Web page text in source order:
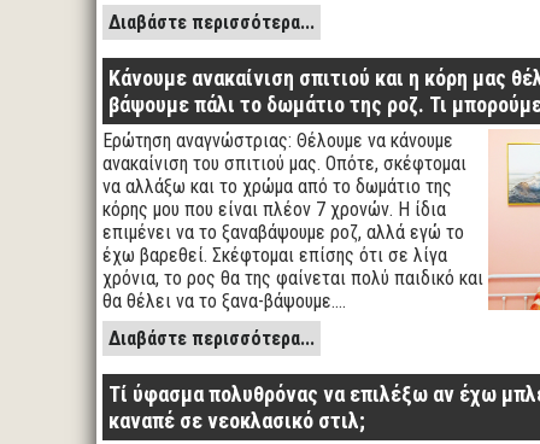
Διαβάστε περισσότερα...
Κάνουμε ανακαίνιση σπιτιού και η κόρη μας
βάψουμε πάλι το δωμάτιο της ροζ. Τι
Ερώτηση αναγνώστριας: Θέλουμε να κάνουμε
ανακαίνιση του σπιτιού μας. Οπότε, σκέφτομαι
να αλλάξω και το χρώμα από το δωμάτιο της
κόρης μου που είναι πλέον 7 χρονών. Η ίδια
επιμένει να το ξαναβάψουμε ροζ, αλλά εγώ το
έχω βαρεθεί. Σκέφτομαι επίσης ότι σε λίγα
χρόνια, το ρος θα της φαίνεται πολύ παιδικό και
θα θέλει να το ξανα-βάψουμε.…
Διαβάστε περισσότερα...
Τί ύφασμα πολυθρόνας να επιλέξω αν έχω
καναπέ σε νεοκλασικό στιλ;